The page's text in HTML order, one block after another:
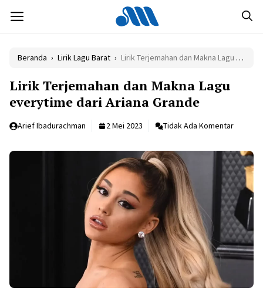
isi
MENU
Beranda › Lirik Lagu Barat › Lirik Terjemahan dan Makna Lagu everytime dari Ariana Grande
Lirik Terjemahan dan Makna Lagu
everytime dari Ariana Grande
Arief Ibadurachman 2 Mei 2023 Tidak Ada Komentar